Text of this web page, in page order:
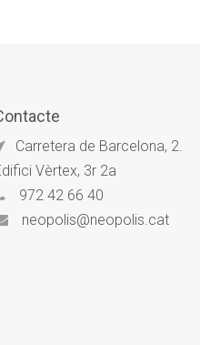
Carretera de Barcelona, 2.
Vèrtex, 3r 2a
972 42 66 40
neopolis@neopolis.cat